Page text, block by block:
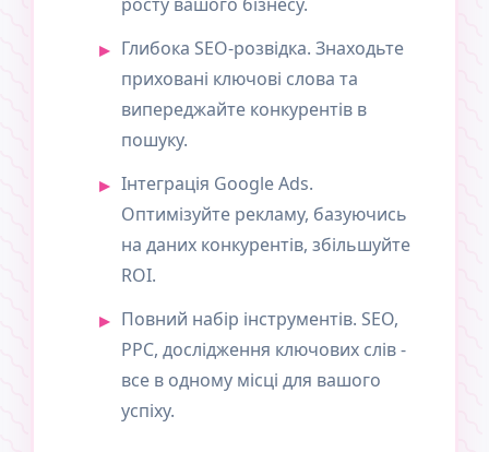
Глибока SEO-розвідка. Знаходьте
приховані ключові слова та
випереджайте конкурентів в
пошуку.
Інтеграція Google Ads.
Оптимізуйте рекламу, базуючись
на даних конкурентів, збільшуйте
ROI.
Повний набір інструментів. SEO,
PPC, дослідження ключових слів -
все в одному місці для вашого
успіху.